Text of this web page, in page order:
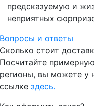
предсказуемую и
неприятных
Вопросы и ответы
Сколько стоит
Посчитайте
регионы, вы можете у
ссылке здесь.